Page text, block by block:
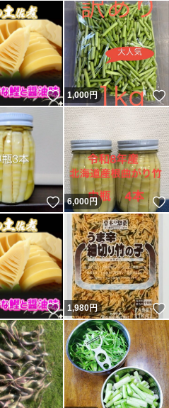
いいね！
1,000円
いいね！
6,000円
いいね！
1,980円